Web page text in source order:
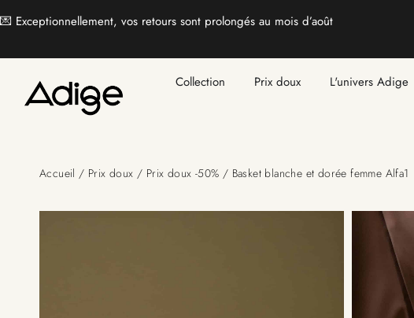
💌 Exceptionnellement, vos retours sont prolongés au mois d’août
Collection Prix doux L'univers Adige
Accueil / Prix doux / Prix doux -50% / Basket blanche et dorée femme Alfa1